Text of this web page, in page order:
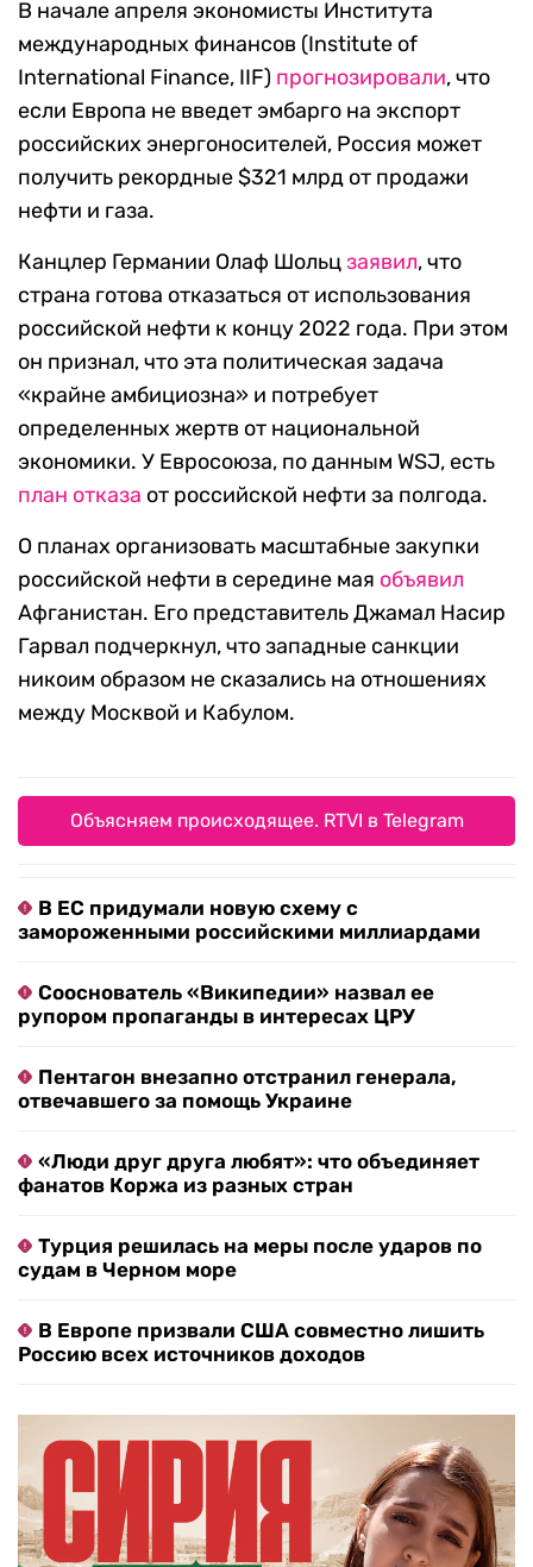
В начале апреля экономисты Института
международных финансов (Institute of
International Finance, IIF) прогнозировали, что
если Европа не введет эмбарго на экспорт
российских энергоносителей, Россия может
получить рекордные $321 млрд от продажи
нефти и газа.
Канцлер Германии Олаф Шольцзаявил, что
страна готова отказаться от использования
российской нефти к концу 2022 года. При этом
он признал, что эта политическая задача
«крайне амбициозна» и потребует
определенных жертв от национальной
экономики. У Евросоюза, по данным WSJ, есть
план отказа от российской нефти за полгода.
О планах организовать масштабные закупки
российской нефти в середине мая объявил
Афганистан. Его представитель Джамал Насир
Гарвал подчеркнул, что западные санкции
никоим образом не сказались на отношениях
между Москвой и Кабулом.
Объясняем происходящее. RTVI в Telegram
В ЕС придумали новую схему с
замороженными российскими миллиардами
Сооснователь «Википедии» назвал ее
рупором пропаганды в интересах ЦРУ
Пентагон внезапно отстранил генерала,
отвечавшего за помощь Украине
«Люди друг друга любят»: что объединяет
фанатов Коржа из разных стран
Турция решилась на меры после ударов по
судам в Черном море
В Европе призвали США совместно лишить
Россию всех источников доходов